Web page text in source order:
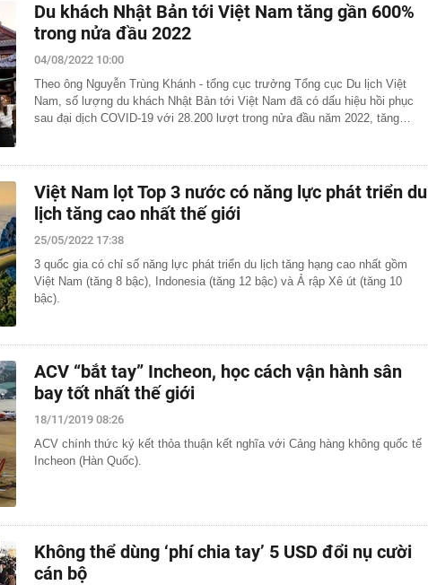
Du khách Nhật Bản tới Việt Nam tăng gần 600%
trong nửa đầu 2022
04/08/2022 10:00
Theo ông Nguyễn Trùng Khánh - tổng cục trưởng Tổng cục Du lịch Việt
Nam, số lượng du khách Nhật Bản tới Việt Nam đã có dấu hiệu hồi phục
sau đại dịch COVID-19 với 28.200 lượt trong nửa đầu năm 2022, tăng…
Việt Nam lọt Top 3 nước có năng lực phát triển du
lịch tăng cao nhất thế giới
25/05/2022 17:38
3 quốc gia có chỉ số năng lực phát triển du lịch tăng hạng cao nhất gồm
Việt Nam (tăng 8 bậc), Indonesia (tăng 12 bậc) và Ả rập Xê út (tăng 10
bậc).
ACV “bắt tay” Incheon, học cách vận hành sân
bay tốt nhất thế giới
18/11/2019 08:26
ACV chính thức ký kết thỏa thuận kết nghĩa với Cảng hàng không quốc tế
Incheon (Hàn Quốc).
Không thể dùng ‘phí chia tay’ 5 USD đổi nụ cười
cán bộ